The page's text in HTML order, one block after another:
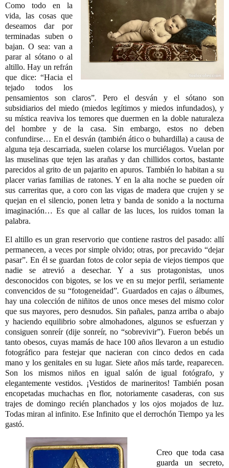
Como todo en la
vida, las cosas que
deseamos dar por
terminadas suben o
bajan. O sea: van a
parar al sótano o al
altillo. Hay un refrán
que dice: “Hacia el
tejado todos los
pensamientos son claros”. Pero el desván y el sótano son
subsidiarios del miedo (miedos legítimos y miedos infundados), y
su mística reaviva los temores que duermen en la doble naturaleza
del hombre y de la casa. Sin embargo, estos no deben
confundirse… En el desván (también ático o buhardilla) a causa de
alguna teja descarriada, suelen colarse los murciélagos. Vuelan por
las muselinas que tejen las arañas y dan chillidos cortos, bastante
parecidos al grito de un pajarito en apuros. También lo habitan a su
placer varias familias de ratones. Y en la alta noche se pueden oír
sus carreritas que, a coro con las vigas de madera que crujen y se
quejan en el silencio, ponen letra y banda de sonido a la nocturna
imaginación… Es que al callar de las luces, los ruidos toman la
palabra.
El altillo es un gran reservorio que contiene rastros del pasado: allí
permanecen, a veces por simple olvido; otras, por precavido “dejar
pasar”. En él se guardan fotos de color sepia de viejos tiempos que
nadie se atrevió a desechar. Y a sus protagonistas, unos
desconocidos con bigotes, se los ve en su mejor perfil, seriamente
convencidos de su “fotogeneidad”. Guardados en cajas o álbumes,
hay una colección de niñitos de unos once meses del mismo color
que sus mayores, pero desnudos. Sin pañales, panza arriba o abajo
y haciendo equilibrio sobre almohadones, algunos se esfuerzan y
consiguen sonreír (dije sonreír, no “sobrevivir”). Fueron bebés un
tanto obesos, cuyas mamás de hace 100 años llevaron a un estudio
fotográfico para festejar que nacieran con cinco dedos en cada
mano y los genitales en su lugar. Siete años más tarde, reaparecen.
Son los mismos niños en igual salón de igual fotógrafo, y
elegantemente vestidos. ¡Vestidos de marineritos! También posan
encopetadas muchachas en flor, notoriamente casaderas, con sus
trajes de domingo recién planchados y los ojos mojados de luz.
Todas miran al infinito. Ese Infinito que el derrochón Tiempo ya les
gastó.
Creo que toda casa
guarda un secreto,